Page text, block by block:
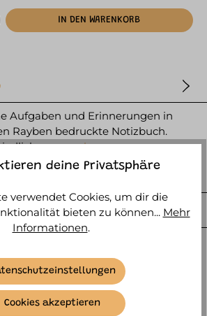
IN DEN WARENKORB
Aufgaben und Erinnerungen in
Rayben bedruckte Notizbuch.
m…mehr
deine Privatsphäre
verwendet Cookies, um dir die
bieten zu können... Mehr
Informationen.
Cookies akzeptieren